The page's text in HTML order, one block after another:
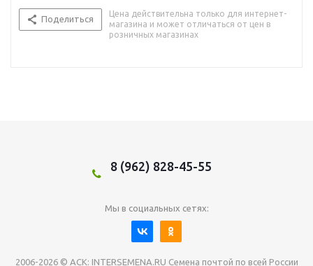
Поделиться
Цена действительна только для интернет-
магазина и может отличаться от цен в
розничных магазинах
8 (962) 828-45-55
Мы в социальных сетях:
2006-2026 © АСК: INTERSEMENA.RU Семена почтой по всей России